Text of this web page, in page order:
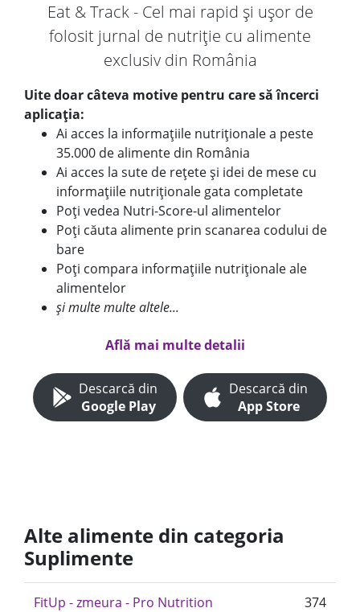
Eat & Track - Cel mai rapid și ușor de
folosit jurnal de nutriție cu alimente
exclusiv din România
Uite doar câteva motive pentru care să încerci
aplicația:
Ai acces la informațiile nutriționale a peste
35.000 de alimente din România
Ai acces la sute de rețete și idei de mese cu
informațiile nutriționale gata completate
Poți vedea Nutri-Score-ul alimentelor
Poți căuta alimente prin scanarea codului de
bare
Poți compara informațiile nutriționale ale
alimentelor
și multe multe altele...
Află mai multe detalii
Descarcă din
Google Play
Descarcă din
App Store
Alte alimente din categoria
Suplimente
FitUp - zmeura - Pro Nutrition
374